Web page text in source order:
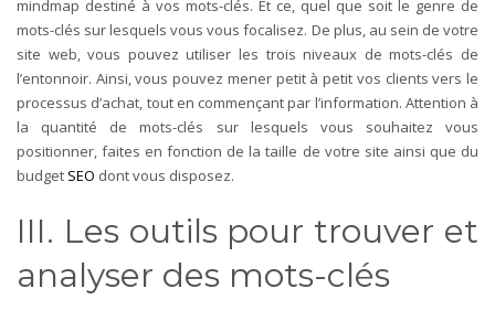
mindmap destiné à vos mots-clés. Et ce, quel que soit le genre de
mots-clés sur lesquels vous vous focalisez. De plus, au sein de votre
site web, vous pouvez utiliser les trois niveaux de mots-clés de
l’entonnoir. Ainsi, vous pouvez mener petit à petit vos clients vers le
processus d’achat, tout en commençant par l’information. Attention à
la quantité de mots-clés sur lesquels vous souhaitez vous
positionner, faites en fonction de la taille de votre site ainsi que du
budget SEO dont vous disposez.
III. Les outils pour trouver et
analyser des mots-clés